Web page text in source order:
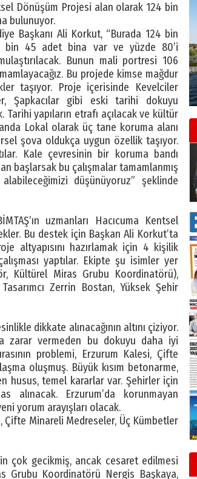
Dönüşüm Projesi alan olarak 124 bin
bulunuyor.
Başkanı Ali Korkut, “Burada 124 bin
bin 45 adet bina var ve yüzde 80’i
Bunun mali portresi 106
Bu projede kimse mağdur
taşıyor. Proje içerisinde Kevelciler
Şapkacılar gibi eski tarihi dokuyu
yapıların etrafı açılacak ve kültür
Lokal olarak üç tane koruma alanı
şova oldukça uygun özellik taşıyor.
Kale çevresinin bir koruma bandı
başlarsak bu çalışmalar tamamlanmış
düşünüyoruz” şeklinde
uzmanları Hacıcuma Kentsel
Bu destek için Başkan Ali Korkut’ta
altyapısını hazırlamak için 4 kişilik
yaptılar. Ekipte şu isimler yer
Kültürel Miras Grubu Koordinatörü),
Zerrin Bostan, Yüksek Şehir
dikkate alınacağının altını çiziyor.
zarar vermeden bu dokuyu daha iyi
problemi, Erzurum Kalesi, Çifte
oluşmuş. Büyük kısım betonarme,
husus, temel kararlar var. Şehirler için
alınacak. Erzurum’da korunmayan
yorum arayışları olacak.
Minareli Medreseler, Üç Kümbetler
çok gecikmiş, ancak cesaret edilmesi
Grubu Koordinatörü Nergis Başkaya,